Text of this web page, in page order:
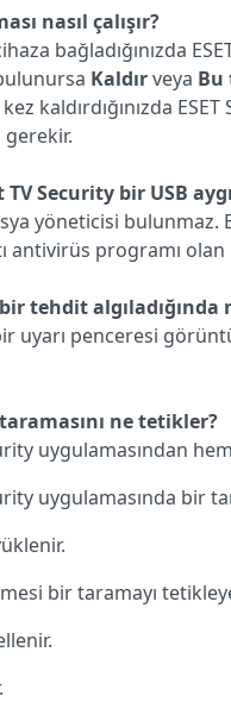
nasıl çalışır?
bağladığınızda
Kaldırveya Bu
kaldırdığınızda
Security bir USB
yöneticisi bulunmaz.
antivirüs programı
tehdit algıladığında
uyarı penceresi
ne tetikler?
uygulamasından
uygulamasında bir
bir taramayı